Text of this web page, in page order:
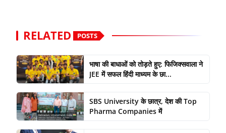
RELATED POSTS
भाषा की बाधाओं को तोड़ते हुए: फिजिक्सवाला ने
JEE में सफल हिंदी माध्यम के छा...
SBS University के छात्र, देश की Top
Pharma Companies में